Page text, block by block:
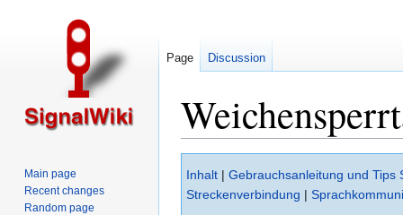
to
navigation
to
search
Inhalt | Gebrauchsanleitung und Tips
Streckenverbindung |
Page Discussion
Main page
Recent changes
Random page